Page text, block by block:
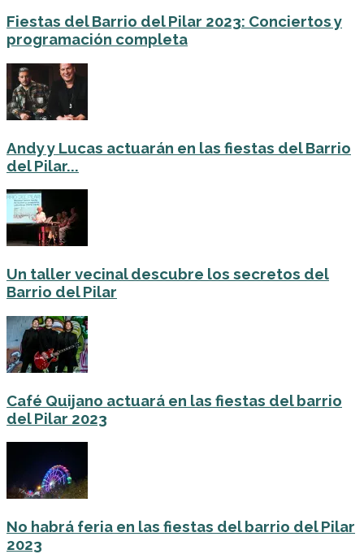
Fiestas del Barrio del Pilar 2023: Conciertos y
programación completa
Andy y Lucas actuarán en las fiestas del Barrio
del Pilar...
Un taller vecinal descubre los secretos del
Barrio del Pilar
Café Quijano actuará en las fiestas del barrio
del Pilar 2023
No habrá feria en las fiestas del barrio del Pilar
2023